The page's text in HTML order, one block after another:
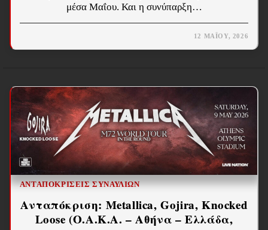
μέσα Μαΐου. Και η συνύπαρξη…
12 ΜΑΪ́ΟΥ, 2026
ΑΝΤΑΠΟΚΡΊΣΕΙΣ ΣΥΝΑΥΛΙΏΝ
Ανταπόκριση: Metallica, Gojira, Knocked
Loose (O.A.K.A. – Αθήνα – Ελλάδα,